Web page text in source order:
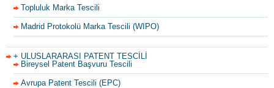
Topluluk Marka Tescili
Madrid Protokolü Marka Tescili (WIPO)
+ ULUSLARARASI PATENT TESCİLİ
Bireysel Patent Başvuru Tescili
Avrupa Patent Tescili (EPC)